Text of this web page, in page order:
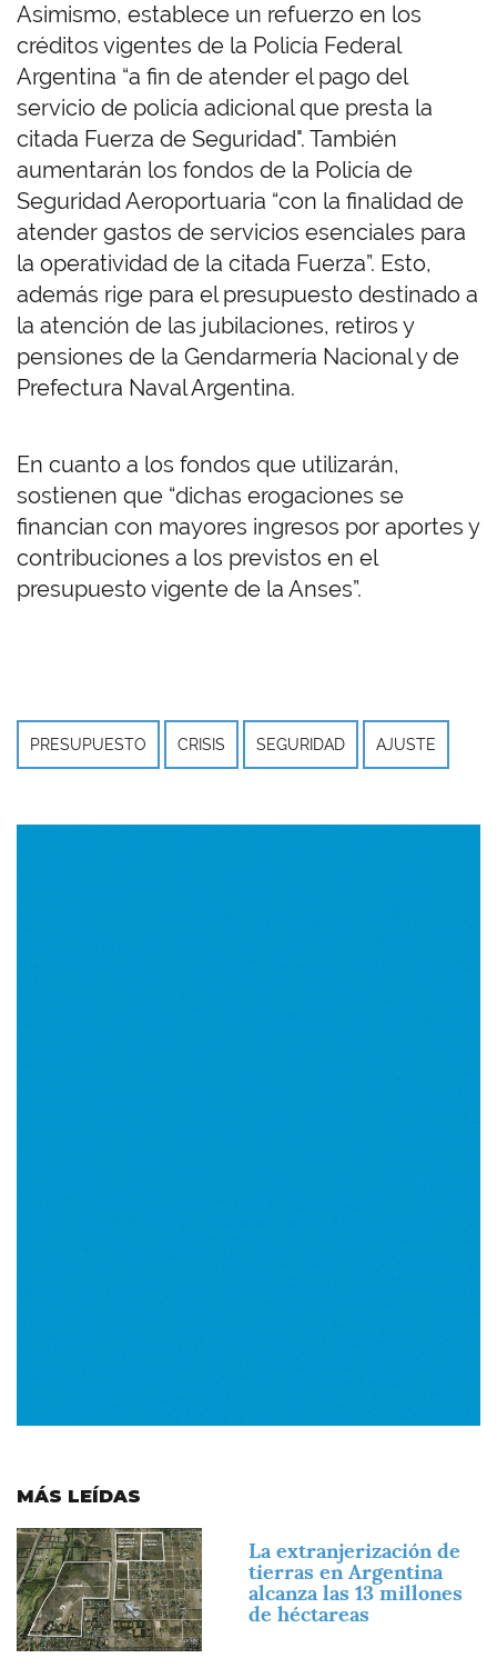
Asimismo, establece un refuerzo en los
créditos vigentes de la Policía Federal
Argentina “a fin de atender el pago del
servicio de policía adicional que presta la
citada Fuerza de Seguridad". También
aumentarán los fondos de la Policía de
Seguridad Aeroportuaria “con la finalidad de
atender gastos de servicios esenciales para
la operatividad de la citada Fuerza”. Esto,
además rige para el presupuesto destinado a
la atención de las jubilaciones, retiros y
pensiones de la Gendarmería Nacional y de
Prefectura Naval Argentina.
En cuanto a los fondos que utilizarán,
sostienen que “dichas erogaciones se
financian con mayores ingresos por aportes y
contribuciones a los previstos en el
presupuesto vigente de la Anses”.
PRESUPUESTO CRISIS SEGURIDAD AJUSTE
MÁS LEÍDAS
Imagen
La extranjerización de
tierras en Argentina
alcanza las 13 millones
de héctareas